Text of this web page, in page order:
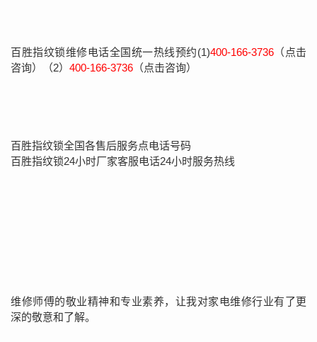
百胜指纹锁维修电话全国统一热线预约(1)400-166-3736（点击
咨询）（2） 400-166-3736 （点击咨询）
百胜指纹锁全国各售后服务点电话号码
百胜指纹锁24小时厂家客服电话24小时服务热线
维修师傅的敬业精神和专业素养，让我对家电维修行业有了更
深的敬意和了解。